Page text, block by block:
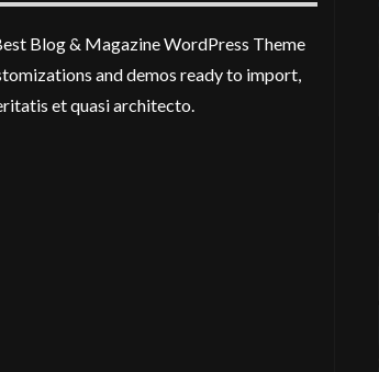
Blog & Magazine WordPress Theme
and demos ready to import,
et quasi architecto.